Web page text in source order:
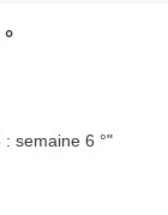
° Ouvrage météo 2015 : semaine 6 °